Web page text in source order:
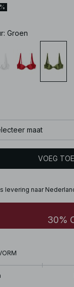
: Groen
maat
VOEG
levering naar
30%